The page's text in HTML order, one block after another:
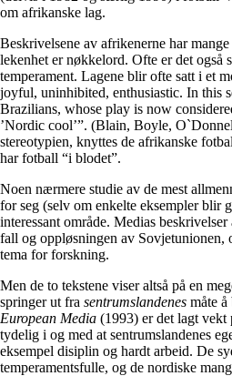
om afrikanske lag.
Beskrivelsene av afrikenerne har
lekenhet er nøkkelord. Ofte er det
temperament. Lagene blir ofte satt i et
joyful, uninhibited, enthusiastic. In this
Brazilians, whose play is now
’Nordic cool’”. (Blain, Boyle,
stereotypien, knyttes de afrikanske
har fotball “i blodet”.
Noen nærmere studie av de mest
for seg (selv om enkelte eksempler blir
interessant område. Medias
fall og oppløsningen av Sovjetunionen,
tema for forskning.
Men de to tekstene viser altså på en
springer ut fra sentrumslandenes måte å
European Media (1993) er det lagt vekt
tydelig i og med at sentrumslandenes
eksempel disiplin og hardt arbeid. De
temperamentsfulle, og de nordiske